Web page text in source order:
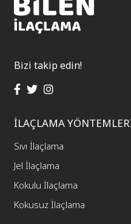
Bizi takip edin!
İLAÇLAMA
Sıvı İlaçlama
Jel İlaçlama
Kokulu İlaçlama
Kokusuz İlaçlama